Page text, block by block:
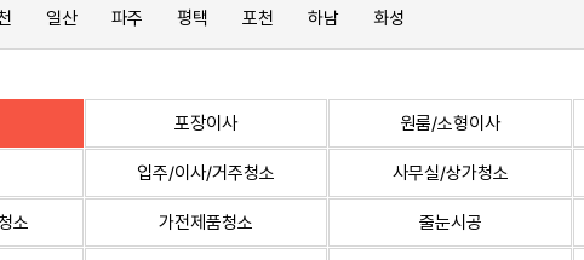
일산 파주 평택 포천 하남 화성
포장이사 원룸/소형이사
입주/이사/거주청소 사무실/상가청소
소 가전제품청소 줄눈시공